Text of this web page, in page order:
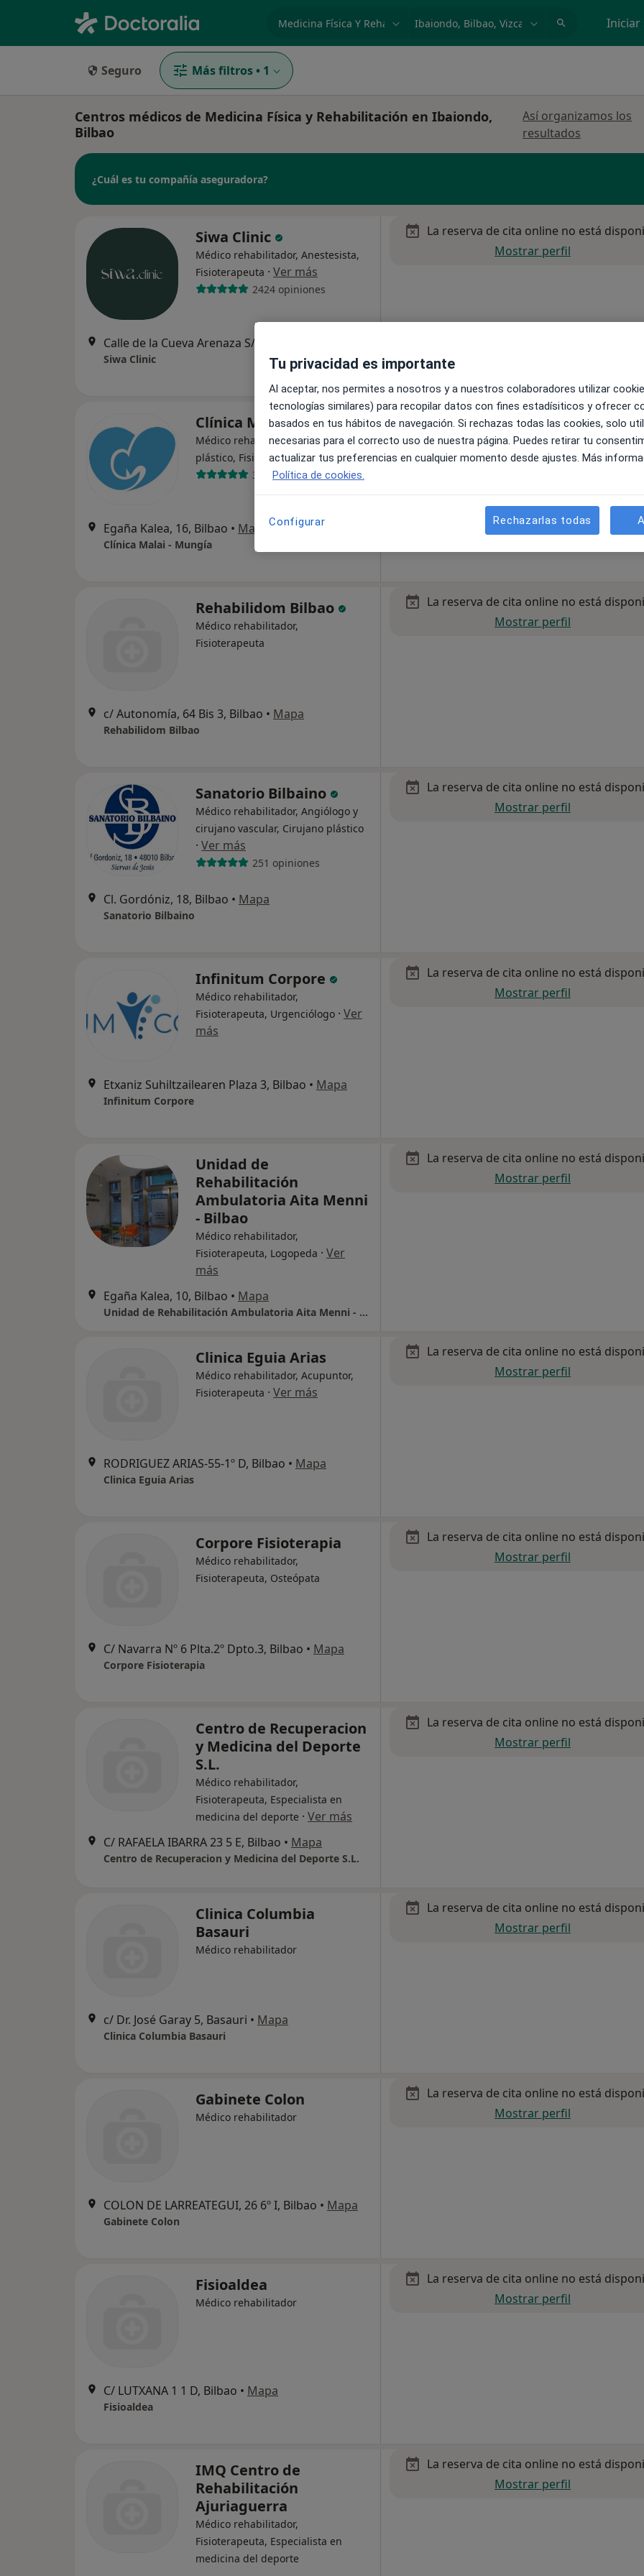
especialidad, enfermedad o nombre Iniciar
Seguro Más filtros • 1
Centros médicos de Medicina Física y Rehabilitación en Ibaiondo,
Bilbao
Así organizamos los
resultados
¿Cuál es tu compañía aseguradora?
Siwa Clinic
Médico rehabilitador, Anestesista,
Fisioterapeuta · Ver más
2424 opiniones
Siwa Clinic
La reserva de cita online no está
Mostrar perfil
Clínica Malai - Mungía
Médico rehabilitador, Cirujano
plástico, Fisioterapeuta· Ver más
350 opiniones
Egaña Kalea, 16, Bilbao • Mapa
Clínica Malai - Mungía
La reserva de cita online no está
Mostrar perfil
Rehabilidom Bilbao
Médico rehabilitador,
Fisioterapeuta
c/ Autonomía, 64 Bis 3, Bilbao • Mapa
Rehabilidom Bilbao
La reserva de cita online no está
Mostrar perfil
Sanatorio Bilbaino
Médico rehabilitador, Angiólogo y
cirujano vascular, Cirujano plástico
· Ver más
251 opiniones
Cl. Gordóniz, 18, Bilbao • Mapa
Sanatorio Bilbaino
La reserva de cita online no está
Mostrar perfil
Infinitum Corpore
Médico rehabilitador,
Fisioterapeuta, Urgenciólogo · Ver
más
Etxaniz Suhiltzailearen Plaza 3, Bilbao • Mapa
Infinitum Corpore
La reserva de cita online no está
Mostrar perfil
Unidad de
Rehabilitación
Ambulatoria Aita Menni
- Bilbao
Médico rehabilitador,
Fisioterapeuta, Logopeda · Ver
más
Egaña Kalea, 10, Bilbao • Mapa
Unidad de Rehabilitación Ambulatoria Aita Menni - Bilbao
La reserva de cita online no está
Mostrar perfil
Clinica Eguia Arias
Médico rehabilitador, Acupuntor,
Fisioterapeuta · Ver más
RODRIGUEZ ARIAS-55-1º D, Bilbao • Mapa
Clinica Eguia Arias
La reserva de cita online no está
Mostrar perfil
Corpore Fisioterapia
Médico rehabilitador,
Fisioterapeuta, Osteópata
C/ Navarra Nº 6 Plta.2º Dpto.3, Bilbao • Mapa
Corpore Fisioterapia
La reserva de cita online no está
Mostrar perfil
Centro de Recuperacion
y Medicina del Deporte
S.L.
Médico rehabilitador,
Fisioterapeuta, Especialista en
medicina del deporte · Ver más
C/ RAFAELA IBARRA 23 5 E, Bilbao • Mapa
Centro de Recuperacion y Medicina del Deporte S.L.
La reserva de cita online no está
Mostrar perfil
Clinica Columbia
Basauri
Médico rehabilitador
c/ Dr. José Garay 5, Basauri • Mapa
Clinica Columbia Basauri
La reserva de cita online no está
Mostrar perfil
Gabinete Colon
Médico rehabilitador
COLON DE LARREATEGUI, 26 6º I, Bilbao • Mapa
Gabinete Colon
La reserva de cita online no está
Mostrar perfil
Fisioaldea
Médico rehabilitador
C/ LUTXANA 1 1 D, Bilbao • Mapa
Fisioaldea
La reserva de cita online no está
Mostrar perfil
IMQ Centro de
Rehabilitación
Ajuriaguerra
Médico rehabilitador,
Fisioterapeuta, Especialista en
medicina del deporte
La reserva de cita online no está
Mostrar perfil
Tu privacidad es importante
Al aceptar, nos permites a nosotros y a nuestros colaboradores utilizar
tecnologías similares) para recopilar datos con fines estadísiticos y ofrecer
basados en tus hábitos de navegación. Si rechazas todas las cookies, solo
necesarias para el correcto uso de nuestra página. Puedes retirar tu
actualizar tus preferencias en cualquier momento desde ajustes. Más
Política de cookies.
Configurar Rechazarlas todas